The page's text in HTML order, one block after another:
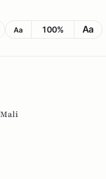
Aa 100% Aa
Mali